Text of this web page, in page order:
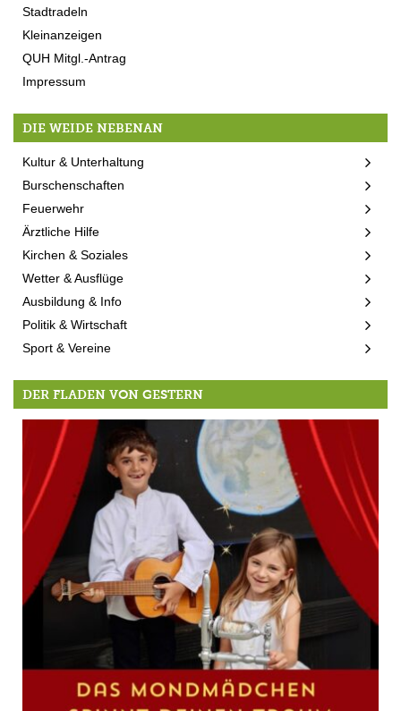
Stadtradeln
Kleinanzeigen
QUH Mitgl.-Antrag
Impressum
DIE WEIDE NEBENAN
Kultur & Unterhaltung
Burschenschaften
Feuerwehr
Ärztliche Hilfe
Kirchen & Soziales
Wetter & Ausflüge
Ausbildung & Info
Politik & Wirtschaft
Sport & Vereine
DER FLADEN VON GESTERN